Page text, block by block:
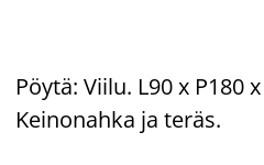
Pöytä: Viilu. L90 x P180
Keinonahka ja teräs.